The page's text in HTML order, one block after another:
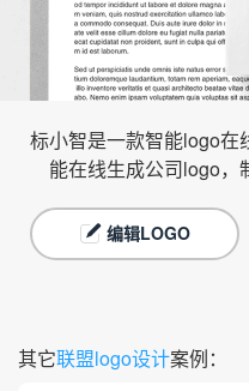
标小智是一款智能logo在
能在线生成公司logo，
编辑LOGO
其它联盟logo设计案例：